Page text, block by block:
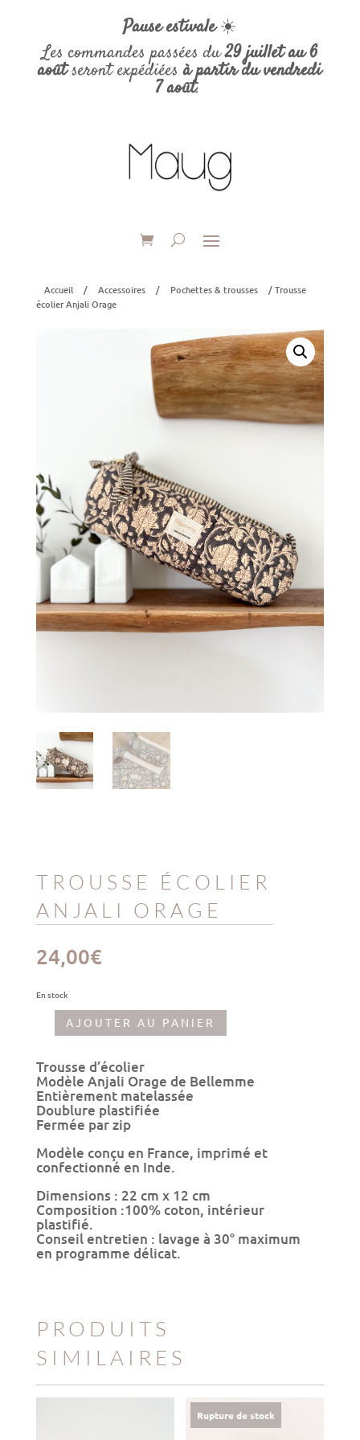
Pause estivale☀️
Les commandes passées du29 juillet au 6
aoûtseront expédiéesà partir du vendredi
7 août.
Accueil / Accessoires / Pochettes & trousses
/ Trousse
écolier Anjali Orage
TROUSSE ÉCOLIER
ANJALI ORAGE
24,00€
En stock
quantité
écolier
Anjali
Orage
AJOUTER AU PANIER
Trousse d’écolier
Modèle Anjali Orage de Bellemme
Entièrement matelassée
Doublure plastifiée
Fermée par zip
Modèle conçu en France, imprimé et
confectionné en Inde.
Dimensions : 22 cm x 12 cm
Composition :100% coton, intérieur
plastifié.
Conseil entretien : lavage à 30° maximum
en programme délicat.
PRODUITS
SIMILAIRES
Rupture de stock